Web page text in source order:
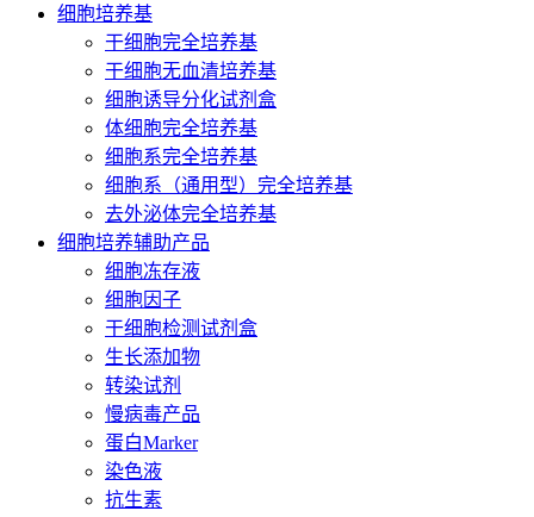
细胞培养基
干细胞完全培养基
干细胞无血清培养基
细胞诱导分化试剂盒
体细胞完全培养基
细胞系完全培养基
细胞系（通用型）完全培养基
去外泌体完全培养基
细胞培养辅助产品
细胞冻存液
细胞因子
干细胞检测试剂盒
生长添加物
转染试剂
慢病毒产品
蛋白Marker
染色液
抗生素